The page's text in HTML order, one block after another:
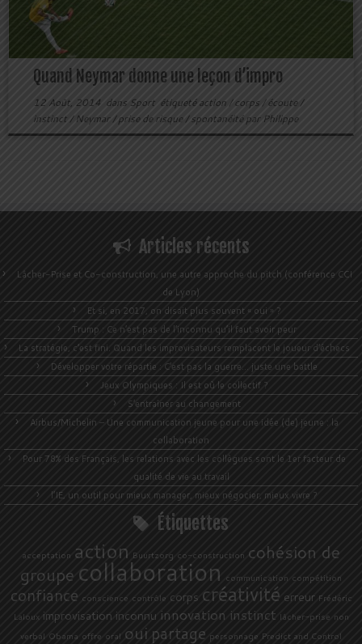
Quand Neymar donne une leçon d’impro
12 Août, 2014dans Sport étiquetéaction /corps /écoute/
instinct /Neymar/prise de risque /spontanéitépar Philippe
Articles récents
Lâcher-Prise et Co-construction, une autre approche du pitch (conférence CCI
de Lyon)
Et si, en 2017, on disait plus souvent « oui » ?
Trump : Ce n’est pas de l’inconnu qu’il faut avoir peur
La stratégie, c’est fini. Quand les improvisateurs remplacent le joueur d’échecs
Développer votre répartie : C’est pas la guerre… juste une battle
Jeux Olympiques : Il est où le collectif ?
S’entraîner au changement
Airbus/Michelin – Une communication jeune pour une idée (de) jeune : la
collaboration
Pour 78% des Français, les relations avec les collègues sont le 1er facteur de
qualité de vie au travail
l’IE, un outil pour mieux manager, mieux négocier, mieux vivre ?
Étiquettes
acceptation action Buurtzorg co-construction cohésion de
groupe collaboration communication compétition
confiance conscience contrôle corps créativité erreur Frédéric
Laloux improvisation inconnu innovation instinct lâcher-prise non
verbal Obama offre oral oui partage personnage Predict and Control